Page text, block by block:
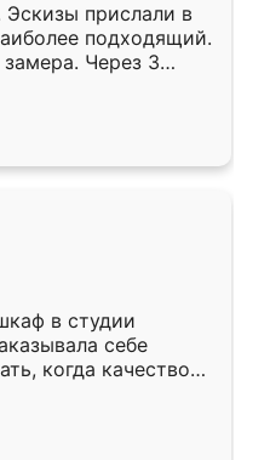
Эскизы прислали в
подходящий.
Через 3
Остались
Ренессанс
работу!
в студии
себе
когда качеством
кухня уже почти